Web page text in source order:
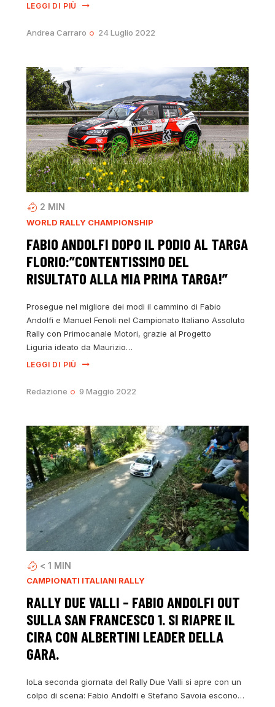
LEGGI DI PIÙ
Andrea Carraro 24 Luglio 2022
2 MIN
WORLD RALLY CHAMPIONSHIP
FABIO ANDOLFI DOPO IL PODIO AL TARGA
FLORIO:”CONTENTISSIMO DEL
RISULTATO ALLA MIA PRIMA TARGA!”
Prosegue nel migliore dei modi il cammino di Fabio
Andolfi e Manuel Fenoli nel Campionato Italiano Assoluto
Rally con Primocanale Motori, grazie al Progetto
Liguria ideato da Maurizio…
LEGGI DI PIÙ
Redazione 9 Maggio 2022
< 1 MIN
CAMPIONATI ITALIANI RALLY
RALLY DUE VALLI – FABIO ANDOLFI OUT
SULLA SAN FRANCESCO 1. SI RIAPRE IL
CIRA CON ALBERTINI LEADER DELLA
GARA.
loLa seconda giornata del Rally Due Valli si apre con un
colpo di scena: Fabio Andolfi e Stefano Savoia escono…